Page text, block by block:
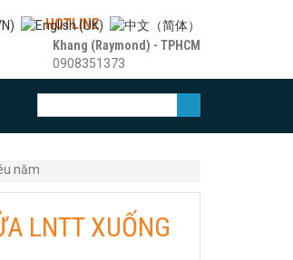
HOTLINE
Khang (Raymond) - TPHCM
0908351373
năm
LNTT XUỐNG